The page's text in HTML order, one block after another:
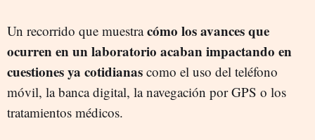
Un recorrido que muestracómo los avances que
ocurren en un laboratorio acaban impactando en
cuestiones ya cotidianas como el uso del teléfono
móvil, la banca digital, la navegación por GPS o los
tratamientos médicos.